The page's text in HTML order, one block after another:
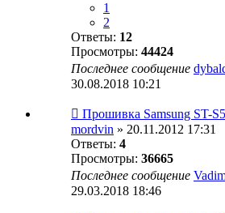
1
2
Ответы: 12
Просмотры: 44424
Последнее сообщение
30.08.2018 10:21
Прошивка Samsung ST-
mordvin » 20.11.2012 17:31
Ответы: 4
Просмотры: 36665
Последнее сообщение
29.03.2018 18:46